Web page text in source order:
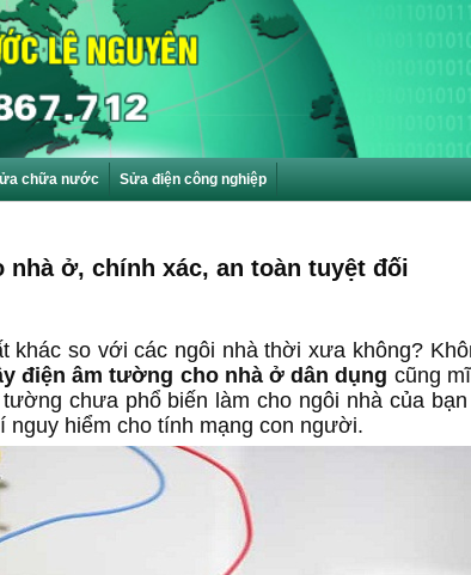
chữa nước Sửa điện công nghiệp
ở, chính xác, an toàn tuyệt đối
khác so với các ngôi nhà thời xưa không?
điện âm tường cho nhà ở dân dụng cũng
chưa phổ biến làm cho ngôi nhà của
nguy hiểm cho tính mạng con người.